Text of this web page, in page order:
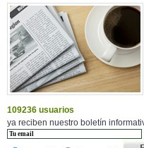
109236 usuarios
ya reciben nuestro boletín